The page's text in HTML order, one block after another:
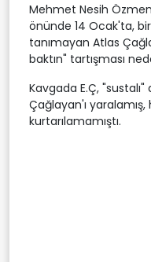
Mehmet Nesih
önünde 14 Ocak'ta,
tanımayan Atlas
baktın" tartışması
Kavgada E.Ç,
Çağlayan'ı
kurtarılamamıştı.